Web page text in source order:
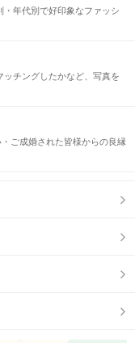
年代別で好印象なファッシ
チングしたかなど、写真を
ご成婚された皆様からの良縁